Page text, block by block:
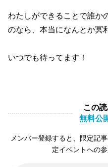
わたしができることで誰か
のなら、本当になんとか冥
いつでも待ってます！
この
無料公
メンバー登録すると、限定記
定イベントへの